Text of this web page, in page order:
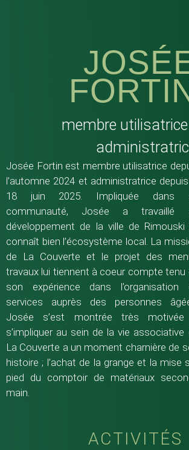
membre
Josée Fortin est membre utilisatrice
l’automne 2024 et administratrice
18 juin 2025. Impliquée dans
communauté, Josée a travaillé
développement de la ville de
connaît bien l’écosystème local. La
de La Couverte et le projet des
travaux lui tiennent à coeur compte tenu
son expérience dans l’organisation
services auprès des personnes
Josée s’est montrée très
s’impliquer au sein de la vie associative
La Couverte a un moment charnière de
histoire ; l’achat de la grange et la mise
pied du comptoir de matériaux
main.
ACTIVITÉS